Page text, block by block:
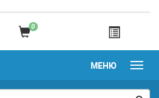
0
МЕНЮ